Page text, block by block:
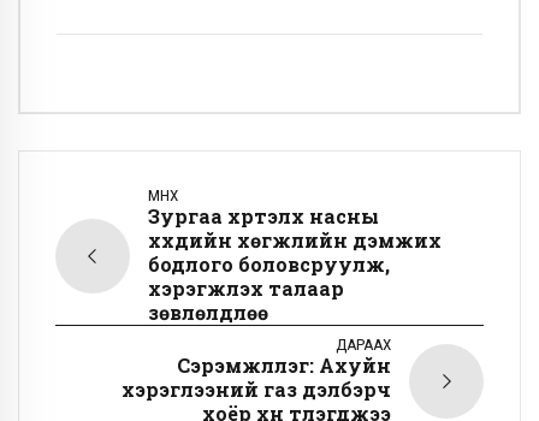
ӨМНӨХ
Зургаа хүртэлх насны
хүүхдийн хөгжлийн дэмжих
бодлого боловсруулж,
хэрэгжүүлэх талаар
зөвлөлдлөө
ДАРААХ
Сэрэмжлүүлэг: Ахуйн
хэрэглээний газ дэлбэрч
хоёр хүн түлэгджээ